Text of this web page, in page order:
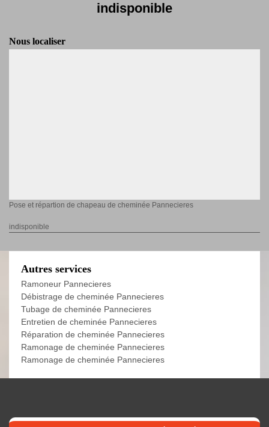
indisponible
Nous localiser
Pose et répartion de chapeau de cheminée Pannecieres
indisponible
Autres services
Ramoneur Pannecieres
Débistrage de cheminée Pannecieres
Tubage de cheminée Pannecieres
Entretien de cheminée Pannecieres
Réparation de cheminée Pannecieres
Ramonage de cheminée Pannecieres
Ramonage de cheminée Pannecieres